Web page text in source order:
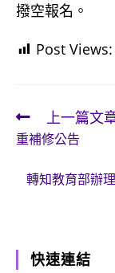
撥空報名。
Post Views:
Read
more
articles
上一篇文
重補修公告
轉知教育部辦
快速連結